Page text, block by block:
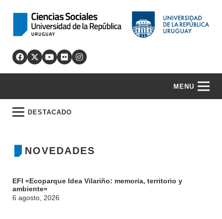
MENU
DESTACADO
NOVEDADES
EFI «Ecoparque Idea Vilariño: memoria, territorio y
ambiente»
6 agosto, 2026